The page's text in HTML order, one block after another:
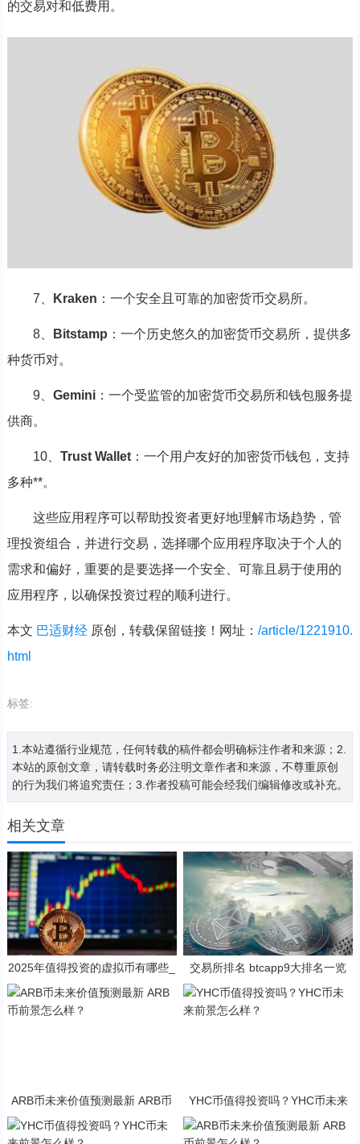
的交易对和低费用。
7、 Kraken ：一个安全且可靠的加密货币交易所。
8、 Bitstamp ：一个历史悠久的加密货币交易所，提供多
种货币对。
9、 Gemini：一个受监管的加密货币交易所和钱包服务提
供商。
10、 Trust Wallet：一个用户友好的加密货币钱包，支持
多种**。
这些应用程序可以帮助投资者更好地理解市场趋势，管
理投资组合，并进行交易，选择哪个应用程序取决于个人的
需求和偏好，重要的是要选择一个安全、可靠且易于使用的
应用程序，以确保投资过程的顺利进行。
本文 巴适财经原创，转载保留链接！网址： /article/1221910.
html
标签:
1.本站遵循行业规范，任何转载的稿件都会明确标注作者和来源；2.
本站的原创文章，请转载时务必注明文章作者和来源，不尊重原创
的行为我们将追究责任；3.作者投稿可能会经我们编辑修改或补充。
相关文章
2025年值得投资的虚拟币有哪些_
加密货币app十大排名
交易所排名 btcapp9大排名一览
ARB币未来价值预测最新 ARB币
YHC币值得投资吗？YHC币未来